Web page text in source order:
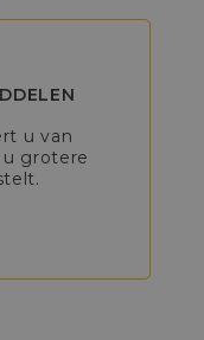
u van
grotere